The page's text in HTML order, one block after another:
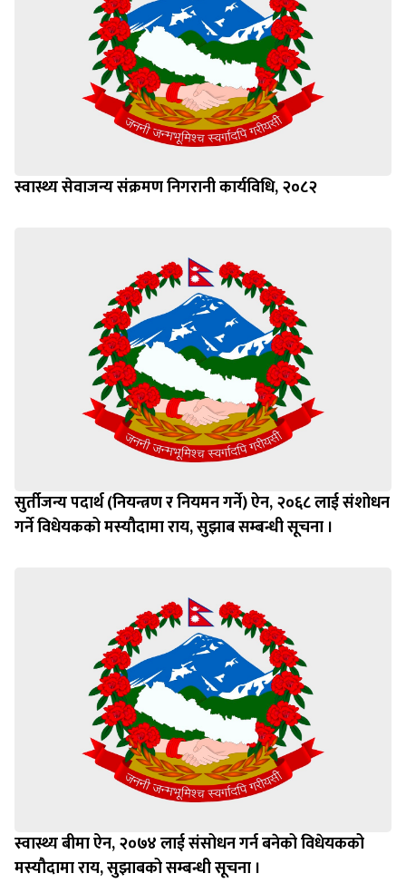
स्वास्थ्य सेवाजन्य संक्रमण निगरानी कार्यविधि, २०८२
सुर्तीजन्य पदार्थ (नियन्त्रण र नियमन गर्ने) ऐन, २०६८ लाई संशोधन
गर्ने विधेयकको मस्यौदामा राय, सुझाब सम्बन्धी सूचना ।
स्वास्थ्य बीमा ऐन, २०७४ लाई संसोधन गर्न बनेको विधेयकको
मस्यौदामा राय, सुझाबको सम्बन्धी सूचना ।